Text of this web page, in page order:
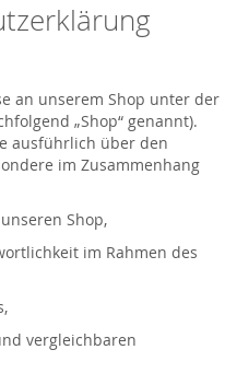
an unserem Shop unter der
„Shop“ genannt).
ausführlich über den
im Zusammenhang
Shop,
im Rahmen des
vergleichbaren